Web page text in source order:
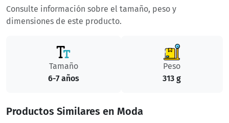
Consulte información sobre el tamaño, peso y
dimensiones de este producto.
Tamaño
6-7 años
Peso
313 g
Productos Similares en Moda